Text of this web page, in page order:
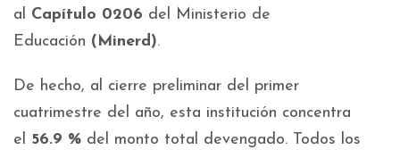
al Capítulo 0206 del Ministerio de
Educación (Minerd).
De hecho, al cierre preliminar del primer
cuatrimestre del año, esta institución concentra
el 56.9 % del monto total devengado. Todos los